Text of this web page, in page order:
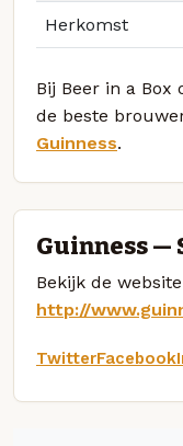
Herkomst
Bij Beer in a Box
de beste
Guinness.
Guinness —
Bekijk de
http://
TwitterFacebook